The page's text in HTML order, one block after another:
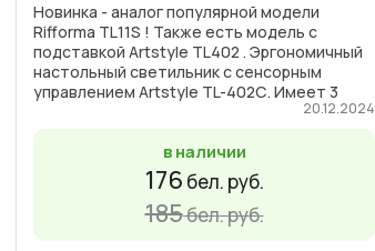
Новинка - аналог популярной модели
Rifforma TL11S ! Также есть модель с
подставкой Artstyle TL402 . Эргономичный
настольный светильник с сенсорным
управлением Artstyle TL-402С. Имеет 3
режима освещения: холодный свет;20.12.2024
в наличии
176 бел. руб.
185бел. руб.